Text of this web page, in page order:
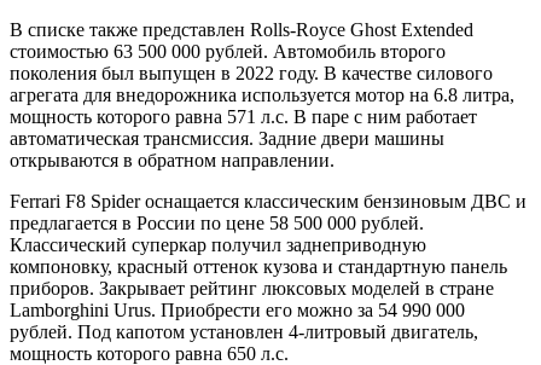
В списке также представлен Rolls-Royce Ghost Extended
стоимостью 63 500 000 рублей. Автомобиль второго
поколения был выпущен в 2022 году. В качестве силового
агрегата для внедорожника используется мотор на 6.8 литра,
мощность которого равна 571 л.с. В паре с ним работает
автоматическая трансмиссия. Задние двери машины
открываются в обратном направлении.
Ferrari F8 Spider оснащается классическим бензиновым ДВС и
предлагается в России по цене 58 500 000 рублей.
Классический суперкар получил заднеприводную
компоновку, красный оттенок кузова и стандартную панель
приборов. Закрывает рейтинг люксовых моделей в стране
Lamborghini Urus. Приобрести его можно за 54 990 000
рублей. Под капотом установлен 4-литровый двигатель,
мощность которого равна 650 л.с.